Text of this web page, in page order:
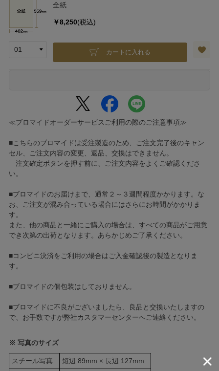
全紙
￥8,250(税込)
カートに入れる
≪ブロマイドオーダーサービスご利用の際のご注意事項≫
■こちらのブロマイドは受注製造のため、ご注文完了後のキャン
セル、ご注文内容の変更、返品、交換はできません。
注文確定ボタンを押す前に、ご注文内容をよくご確認くださ
い。
■ブロマイドのお届けまで、通常２～３週間程度かかります。な
お、ご注文が混み合っている場合にはさらにお時間がかかりま
す。
また、他の商品と一緒にご購入の場合は、すべての商品がご用意
でき次第の出荷となります。あらかじめご了承ください。
■コンビニ決済をご利用の場合はご入金確認後の製造となりま
す。
■ブロマイドの個包装はしておりません。
■ブロマイドに不良がございましたら、良品と交換いたしますの
で、お手数ですが弊社カスタマーセンターへご連絡ください。
※ 写真のサイズ
スチール写真 短辺 89mm × 長辺 127mm